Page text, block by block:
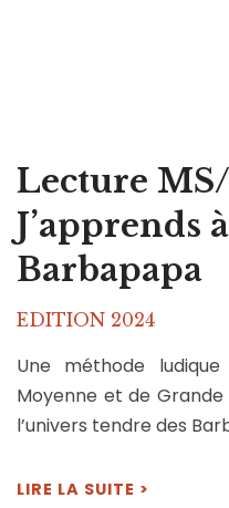
Lecture MS/
J’apprends
Barbapapa
EDITION 2024
Une méthode
Moyenne et de
l’univers tendre des
LIRE LA SUITE >